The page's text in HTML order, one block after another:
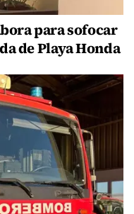
para sofocar
de Playa Honda